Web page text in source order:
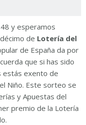
y esperamos
de Lotería del
de España da por
que si has sido
estás exento de
Niño. Este sorteo se
y Apuestas del
premio de la Lotería